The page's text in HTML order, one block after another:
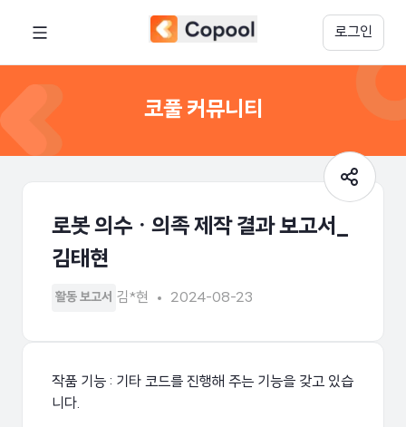
로그인
코풀 커뮤니티
로봇 의수ㆍ의족 제작 결과 보고서_
김태현
활동 보고서 김*현 2024-08-23
작품 기능 : 기타 코드를 진행해 주는 기능을 갖고 있습
니다.